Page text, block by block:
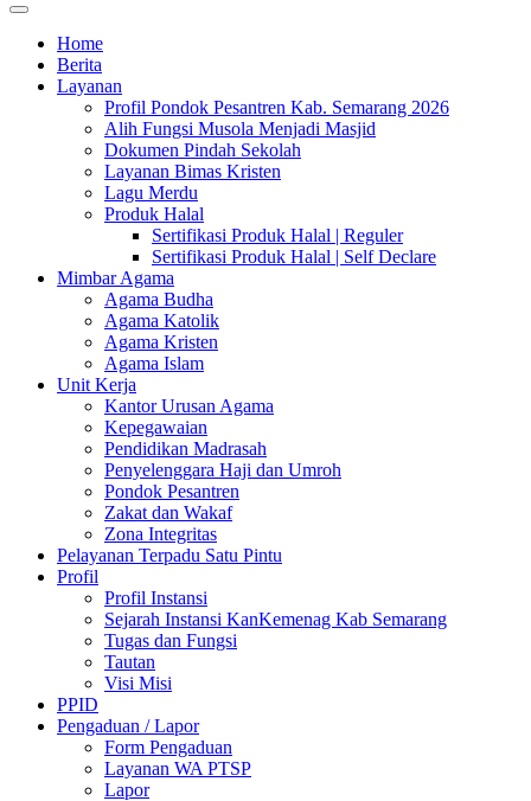
Home
Berita
Layanan
Profil Pondok Pesantren Kab. Semarang 2026
Alih Fungsi Musola Menjadi Masjid
Dokumen Pindah Sekolah
Layanan Bimas Kristen
Lagu Merdu
Produk Halal
Sertifikasi Produk Halal | Reguler
Sertifikasi Produk Halal | Self Declare
Mimbar Agama
Agama Budha
Agama Katolik
Agama Kristen
Agama Islam
Unit Kerja
Kantor Urusan Agama
Kepegawaian
Pendidikan Madrasah
Penyelenggara Haji dan Umroh
Pondok Pesantren
Zakat dan Wakaf
Zona Integritas
Pelayanan Terpadu Satu Pintu
Profil
Profil Instansi
Sejarah Instansi KanKemenag Kab Semarang
Tugas dan Fungsi
Tautan
Visi Misi
PPID
Pengaduan / Lapor
Form Pengaduan
Layanan WA PTSP
Lapor